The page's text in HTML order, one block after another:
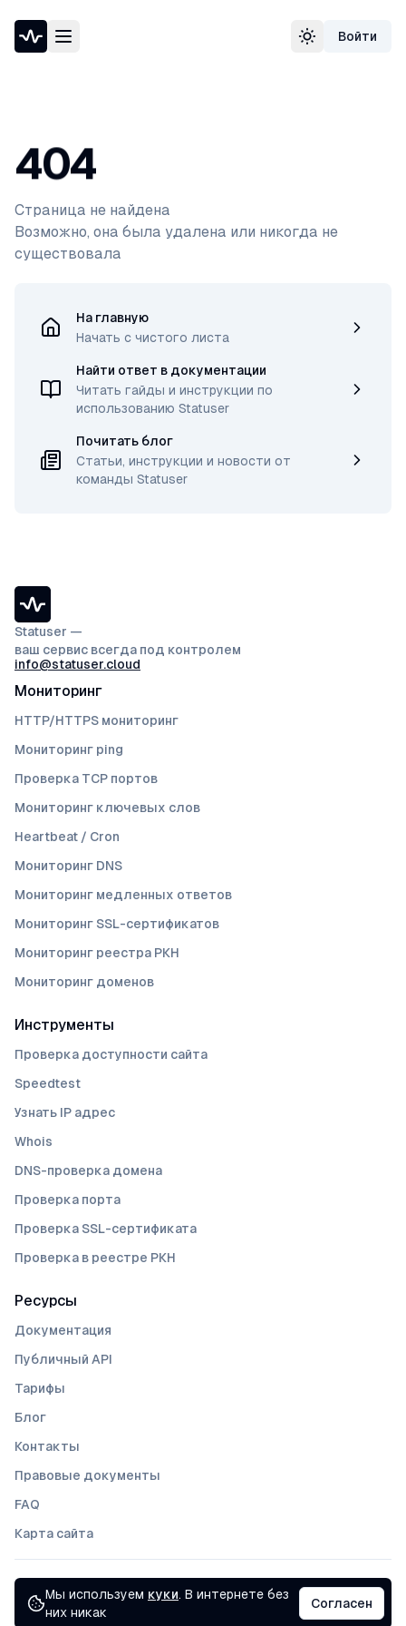
Проверка доступности сайта
Проверка порта
Проверка SSL-сертификата
Сменить тему
Войти
404
Страница не найдена
Возможно, она была удалена или никогда не
существовала
На главную
Начать с чистого листа
Найти ответ в документации
Читать гайды и инструкции по
использованию Statuser
Почитать блог
Статьи, инструкции и новости от
команды Statuser
Statuser —
ваш сервис всегда под контролем
info@statuser.cloud
Мониторинг
HTTP/HTTPS мониторинг
Мониторинг ping
Проверка TCP портов
Мониторинг ключевых слов
Heartbeat / Cron
Мониторинг DNS
Мониторинг медленных ответов
Мониторинг SSL-сертификатов
Мониторинг реестра РКН
Мониторинг доменов
Инструменты
Проверка доступности сайта
Speedtest
Узнать IP адрес
Whois
DNS-проверка домена
Проверка порта
Проверка SSL-сертификата
Проверка в реестре РКН
Ресурсы
Документация
Публичный API
Тарифы
Блог
Контакты
Правовые документы
FAQ
Карта сайта
©2026Statuser
Мы используем куки. В интернете без
них никак
Согласен